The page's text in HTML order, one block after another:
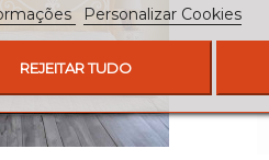
Personalizar Cookies
REJEITAR TUDO